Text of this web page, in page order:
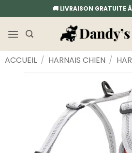
au
contenu
🚚 LIVRAISON GRATUITE
ACCUEIL / HARNAIS CHIEN /